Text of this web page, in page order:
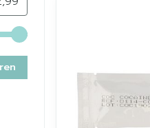
om de minimale en